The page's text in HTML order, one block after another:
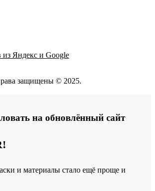
из Яндекс и Google
защищены © 2025.
на обновлённый сайт
и материалы стало ещё проще и